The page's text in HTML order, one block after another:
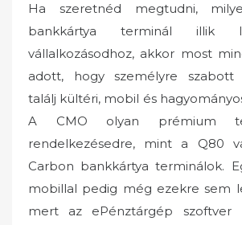
Ha szeretnéd megtudni,
bankkártya terminál illik
vállalkozásodhoz, akkor most
adott, hogy személyre szabott
találj kültéri, mobil és
A CMO olyan prémium
rendelkezésedre, mint a Q80
Carbon bankkártya terminálok.
mobillal pedig még ezekre sem
mert az ePénztárgép szoftver